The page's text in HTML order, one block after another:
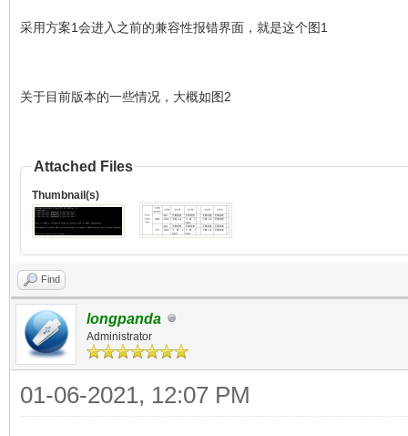
采用方案1会进入之前的兼容性报错界面，就是这个图1
关于目前版本的一些情况，大概如图2
Attached Files
Thumbnail(s)
Find
longpanda
Administrator
01-06-2021, 12:07 PM